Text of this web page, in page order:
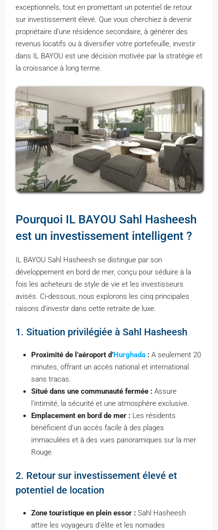
exceptionnels, tout en promettant un potentiel de retour
sur investissement élevé. Que vous cherchiez à devenir
propriétaire d’une résidence secondaire, à générer des
revenus locatifs ou à diversifier votre portefeuille, investir
dans IL BAYOU est une décision motivée par la stratégie et
la croissance à long terme.
Pourquoi IL BAYOU Sahl Hasheesh
est un investissement intelligent ?
IL BAYOU Sahl Hasheesh se distingue par son
développement en bord de mer, conçu pour séduire à la
fois les acheteurs de style de vie et les investisseurs
avisés. Ci-dessous, nous explorons les cinq principales
raisons d’investir dans cette retraite de luxe.
1. Situation privilégiée à Sahl Hasheesh
Proximité de l’aéroport d’Hurghada : A seulement 20
minutes, offrant un accès national et international
sans tracas.
Situé dans une communauté fermée : Assure
l’intimité, la sécurité et une atmosphère exclusive.
Emplacement en bord de mer : Les résidents
bénéficient d’un accès facile à des plages
immaculées et à des vues panoramiques sur la mer
Rouge.
2. Retour sur investissement élevé et
potentiel de location
Zone touristique en plein essor : Sahl Hasheesh
attire les voyageurs d’élite et les nomades